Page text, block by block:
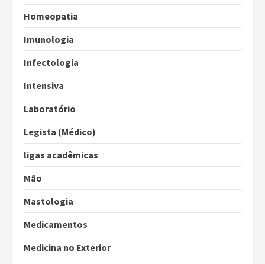
Homeopatia
Imunologia
Infectologia
Intensiva
Laboratório
Legista (Médico)
ligas acadêmicas
Mão
Mastologia
Medicamentos
Medicina no Exterior